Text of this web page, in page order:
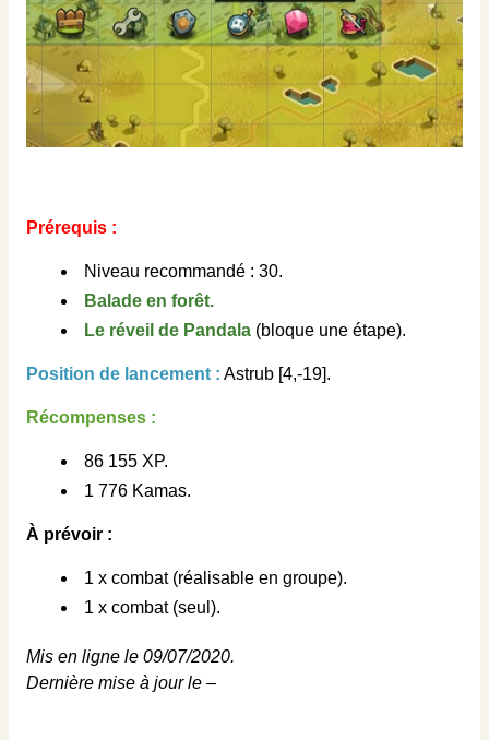
Prérequis :
Niveau recommandé : 30.
Balade en forêt.
Le réveil de Pandala (bloque une étape).
Position de lancement : Astrub [4,-19].
Récompenses :
86 155 XP.
1 776 Kamas.
À prévoir :
1 x combat (réalisable en groupe).
1 x combat (seul).
Mis en ligne le 09/07/2020.
Dernière mise à jour le –